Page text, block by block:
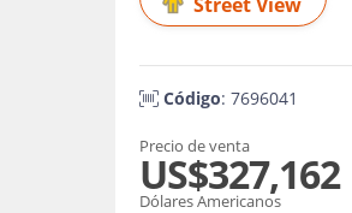
Código: 7696041
Precio de venta
US$327,162
Dólares Americanos